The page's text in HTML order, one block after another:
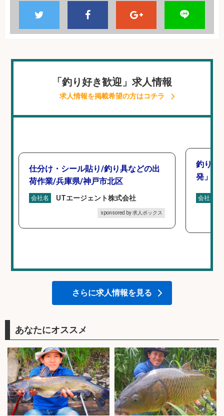
「釣り好き歓迎」求人情報
求人情報を掲載希望の方はコチラ
仕分け・シール貼り/釣り具などの出
荷作業/兵庫県/神戸市北区
会社名 UTエージェント株式会社
sponsored by 求人ボックス
釣り好
発」/
会社名
さらに求人情報を見る
あなたにオススメ